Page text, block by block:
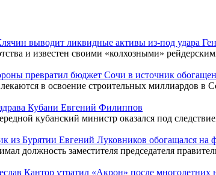
выводит ликвидные активы из-под удара
и известен своими «колхозными»
превратил бюджет Сочи в источник
в освоение строительных миллиардов в
Кубани Евгений Филиппов
кубанский министр оказался под
Бурятии Евгений Луковников обогащался на
должность заместителя председателя
Кантор утратил «Акрон» после